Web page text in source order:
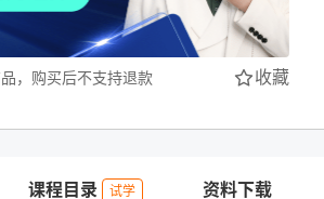
，购买后不支持退款 收藏
课程目录 试学 资料下载